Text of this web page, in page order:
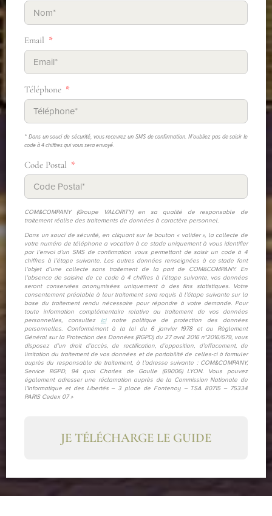
Email
Téléphone
* Dans un souci de sécurité, vous recevrez un SMS de confirmation. N'oubliez pas de saisir le
code à 4 chiffres qui vous sera envoyé.
Code Postal
COM&COMPANY (Groupe VALORITY) en sa qualité de responsable de
traitement réalise des traitements de données à caractère personnel.
Dans un souci de sécurité, en cliquant sur le bouton « valider », la collecte de
votre numéro de téléphone a vocation à ce stade uniquement à vous identifier
par l’envoi d’un SMS de confirmation vous permettant de saisir un code à 4
chiffres à l’étape suivante. Les autres données renseignées à ce stade font
l’objet d’une collecte sans traitement de la part de COM&COMPANY. En
l’absence de saisine de ce code à 4 chiffres à l’étape suivante, vos données
seront conservées anonymisées uniquement à des fins statistiques. Votre
consentement préalable à leur traitement sera requis à l’étape suivante sur la
base du traitement rendu nécessaire pour répondre à votre demande. Pour
toute information complémentaire relative au traitement de vos données
personnelles, consultez
icinotre politique de protection des données
personnelles. Conformément à la loi du 6 janvier 1978 et au Règlement
Général sur la Protection des Données (RGPD) du 27 avril 2016 n°2016/679, vous
disposez d’un droit d’accès, de rectification, d’opposition, d’effacement, de
limitation du traitement de vos données et de portabilité de celles-ci à formuler
auprès du responsable de traitement, à l’adresse suivante : COM&COMPANY,
Service RGPD, 94 quai Charles de Gaulle (69006) LYON. Vous pouvez
également adresser une réclamation auprès de la Commission Nationale de
l’Informatique et des Libertés – 3 place de Fontenoy – TSA 80715 – 75334
PARIS Cedex 07 »
JE TÉLÉCHARGE LE GUIDE